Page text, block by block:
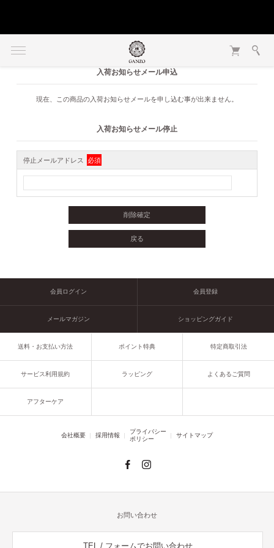
入荷お知らせメール申込
現在、この商品の入荷お知らせメールを申し込む事が出来ません。
入荷お知らせメール停止
停止メールアドレス 必須
会員ログイン 会員登録
メールマガジン ショッピングガイド
送料・お支払い方法 ポイント特典 特定商取引法
サービス利用規約 ラッピング よくあるご質問
アフターケア
会社概要 採用情報
プライバシー
ポリシー
サイトマップ
お問い合わせ
TEL / フォームでお問い合わせ